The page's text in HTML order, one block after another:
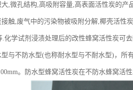
,微孔结构,高吸附容量,高表面活性炭的
触,废气中的污染物被吸附分解,椰壳活性
化学试剂浸渍处理后的改性蜂窝活性炭可
与不防水型(也称耐水型与不耐水型)，所
。防水型蜂窝活性炭在不防水蜂窝活